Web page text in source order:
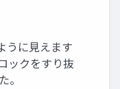
うに見えます
ックをすり抜
。